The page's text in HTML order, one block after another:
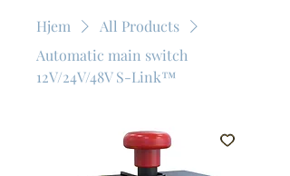
Hjem
All Products
Automatic main switch
12V/24V/48V S-Link™